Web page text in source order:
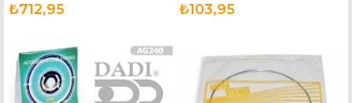
₺712,95 ₺103,95